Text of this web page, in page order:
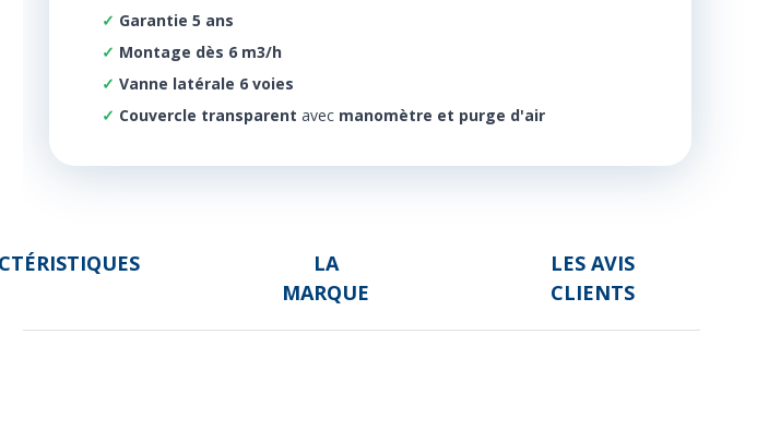
Garantie 5 ans
Montage dès 6 m3/h
Vanne latérale 6 voies
Couvercle transparent avec manomètre et purge d'air
LA
MARQUE
LES AVIS
CLIENTS